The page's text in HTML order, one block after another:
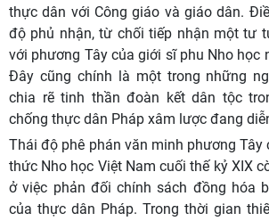
thực dân với Công giáo và giáo dân.
độ phủ nhận, từ chối tiếp nhận một tư
với phương Tây của giới sĩ phu Nho học
Đây cũng chính là một trong những
chia rẽ tinh thần đoàn kết dân tộc
chống thực dân Pháp xâm lược đang
Thái độ phê phán văn minh phương Tây
thức Nho học Việt Nam cuối thế kỷ XIX
ở việc phản đối chính sách đồng hóa
của thực dân Pháp. Trong thời gian